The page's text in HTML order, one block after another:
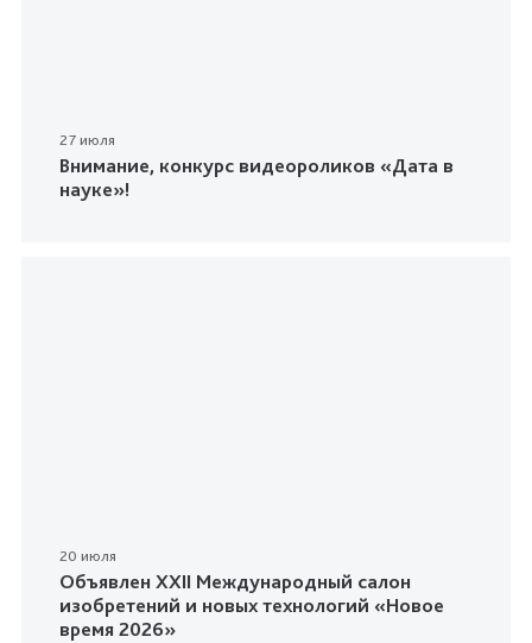
27 июля
Внимание, конкурс видеороликов «Дата в
науке»!
20 июля
Объявлен XXII Международный салон
изобретений и новых технологий «Новое
время 2026»